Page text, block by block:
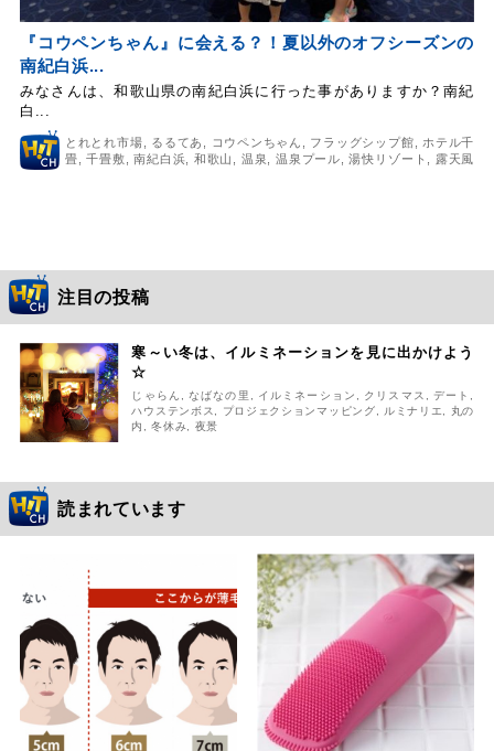
『コウペンちゃん』に会える？！夏以外のオフシーズンの
南紀白浜...
みなさんは、和歌山県の南紀白浜に行った事がありますか？南紀
白...
とれとれ市場 るるてあ コウペンちゃん フラッグシップ館
ホテル千
畳 ,千畳敷 ,南紀白浜 和歌山 温泉 温泉プール ,湯快リゾート
露天風
注目の投稿
寒～い冬は、イルミネーションを見に出かけよう
☆
じゃらん ,なばなの里 , イルミネーション , クリスマス , デート ,
ハウステンボス, プロジェクションマッピング, ルミナリエ,
丸の
内 ,冬休み, 夜景
読まれています